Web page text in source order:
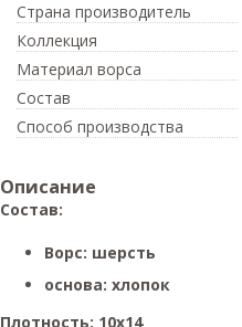
Страна производитель
Коллекция
Материал ворса
Состав
Способ производства
Описание
Состав:
Ворс: шерсть
основа: хлопок
Плотность: 10х14